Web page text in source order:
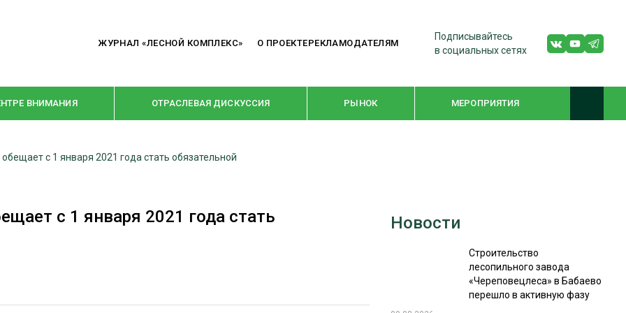
ЖУРНАЛ «ЛЕСНОЙ КОМПЛЕКС» О ПРОЕКТЕРЕКЛАМОДАТЕЛЯМ
Подписывайтесь
в социальных сетях
ВНИМАНИЯ ОТРАСЛЕВАЯ ДИСКУССИЯ РЫНОК МЕРОПРИЯТИЯ
РУБРИКИ
КРУПНЫМ ПЛАНОМ WOODEX-2021
СУШКА ДРЕВЕСИНЫ
с 1 января 2021 года стать обязательной
с 1 января 2021 года стать
Новости
Строительство
лесопильного завода
«Череповецлеса» в Бабаево
перешло в активную фазу